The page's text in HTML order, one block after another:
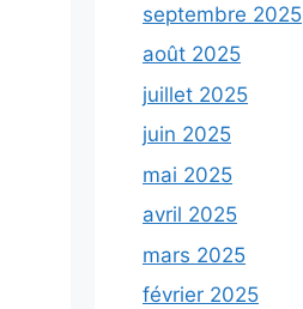
septembre 2025
août 2025
juillet 2025
juin 2025
mai 2025
avril 2025
mars 2025
février 2025